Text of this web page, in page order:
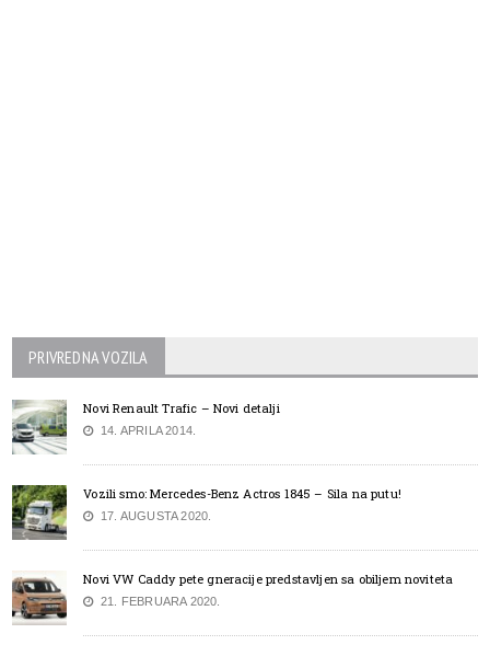
PRIVREDNA VOZILA
Novi Renault Trafic – Novi detalji
14. APRILA 2014.
Vozili smo: Mercedes-Benz Actros 1845 – Sila na putu!
17. AUGUSTA 2020.
Novi VW Caddy pete gneracije predstavljen sa obiljem noviteta
21. FEBRUARA 2020.